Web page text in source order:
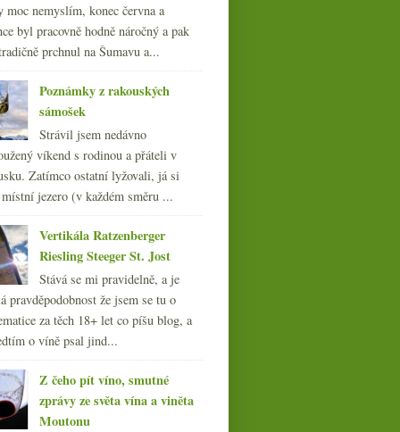
moc nemyslím, konec června a
byl pracovně hodně náročný a pak
prchnul na Šumavu a...
Poznámky z rakouských
sámošek
Strávil jsem nedávno
víkend s rodinou a přáteli v
Zatímco ostatní lyžovali, já si
jezero (v každém směru ...
Vertikála Ratzenberger
Riesling Steeger St. Jost
Stává se mi pravidelně, a je
pravděpodobnost že jsem se tu o
za těch 18+ let co píšu blog, a
o víně psal jind...
Z čeho pít víno, smutné
zprávy ze světa vína a viněta
Moutonu